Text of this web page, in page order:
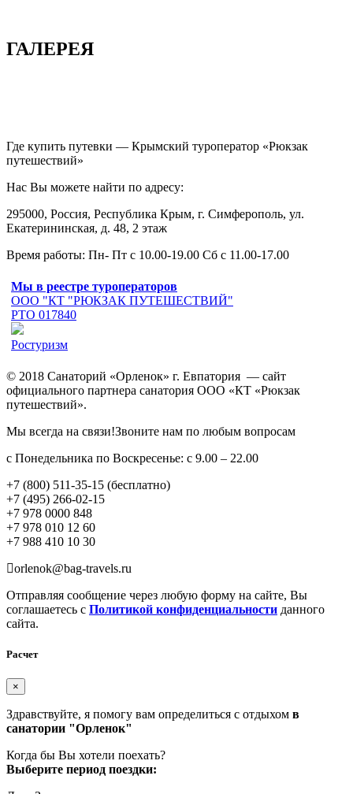
ГАЛЕРЕЯ
Где купить путевки — Крымский туроператор «Рюкзак
путешествий»
Нас Вы можете найти по адресу:
295000, Россия, Республика Крым, г. Симферополь, ул.
Екатерининская, д. 48, 2 этаж
Время работы: Пн- Пт с 10.00-19.00 Сб с 11.00-17.00
Мы в реестре туроператоров
ООО "КТ "РЮКЗАК ПУТЕШЕСТВИЙ"
РТО 017840
Ростуризм
© 2018 Санаторий «Орленок» г. Евпатория — сайт
официального партнера санатория ООО «КТ «Рюкзак
путешествий».
Мы всегда на связи!Звоните нам по любым вопросам
с Понедельника по Воскресенье: с 9.00 – 22.00
+7 (800) 511-35-15 (бесплатно)
+7 (495) 266-02-15
+7 978 0000 848
+7 978 010 12 60
+7 988 410 10 30
orlenok@bag-travels.ru
Отправляя сообщение через любую форму на сайте, Вы
соглашаетесь с Политикой конфиденциальности данного
сайта.
Расчет
×
Здравствуйте, я помогу вам определиться с отдыхом в
санатории "Орленок"
Когда бы Вы хотели поехать?
Выберите период поездки: